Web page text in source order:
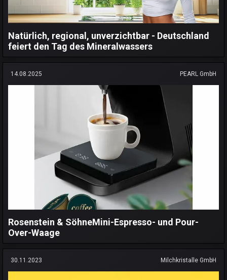
Natürlich, regional, unverzichtbar - Deutschland
feiert den Tag des Mineralwassers
14.08.2025 PEARL GmbH
Rosenstein & SöhneMini-Espresso- und Pour-
Over-Waage
30.11.2023 Milchkristalle GmbH